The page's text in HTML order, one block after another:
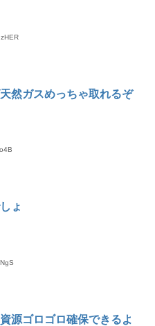
然ガスめっちゃ取れるぞ
ょ
源ゴロゴロ確保できるよ